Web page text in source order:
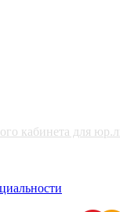
кабинета для